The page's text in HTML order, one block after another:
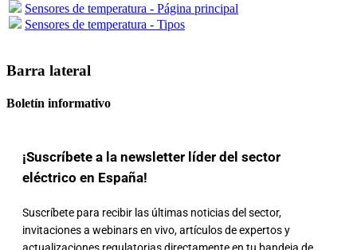
Sensores de temperatura - Página principal
Sensores de temperatura - Tipos
Barra lateral
Boletín informativo
¡Suscríbete a la newsletter líder del sector
eléctrico en España!
Suscríbete para recibir las últimas noticias del sector,
invitaciones a webinars en vivo, artículos de expertos y
actualizaciones regulatorias directamente en tu bandeja de